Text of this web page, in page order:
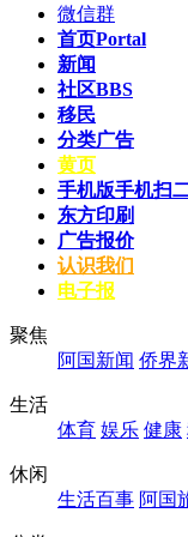
微信群
首页Portal
新闻
社区BBS
移民
分类广告
黄页
手机版手机扫
东方印刷
广告报价
认识我们
电子报
聚焦
阿国新闻 侨界
生活
体育 娱乐 健康
休闲
生活百事 阿国